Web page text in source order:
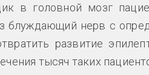
в головной мозг
блуждающий нерв с
развитие
тысяч таких